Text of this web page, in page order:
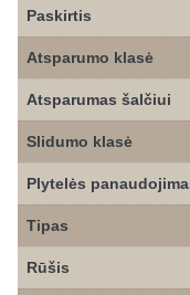
Paskirtis
Atsparumo klasė
Atsparumas šalčiui
Slidumo klasė
Plytelės
Tipas
Rūšis